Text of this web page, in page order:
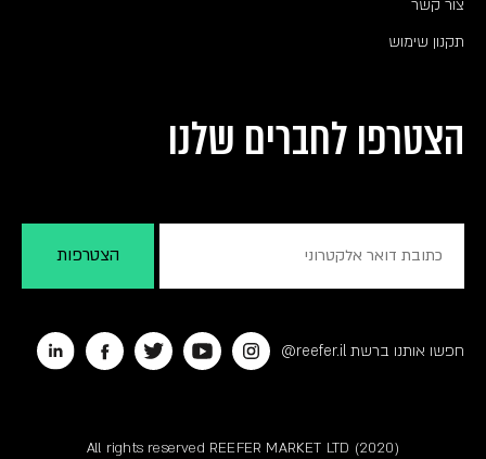
צור קשר
תקנון שימוש
הצטרפו לחברים שלנו
חפשו אותנו ברשת reefer.il@
All rights reserved REEFER MARKET LTD (2020)